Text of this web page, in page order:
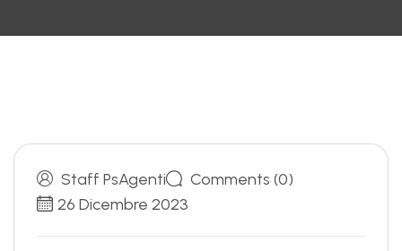
Staff PsAgenti
Comments (0)
26 Dicembre 2023